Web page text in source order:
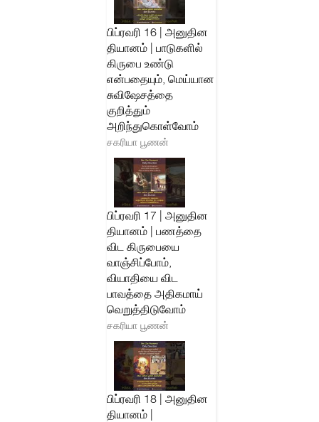
பிப்ரவரி 16 | அனுதின
தியானம் | பாடுகளில்
கிருபை உண்டு
என்பதையும், மெய்யான
சுவிஷேசத்தை
குறித்தும்
அறிந்துகொள்வோம்
சகரியா பூணன்
பிப்ரவரி 17 | அனுதின
தியானம் | பணத்தை
விட கிருபையை
வாஞ்சிப்போம்,
வியாதியை விட
பாவத்தை அதிகமாய்
வெறுத்திடுவோம்
சகரியா பூணன்
பிப்ரவரி 18 | அனுதின
தியானம் |